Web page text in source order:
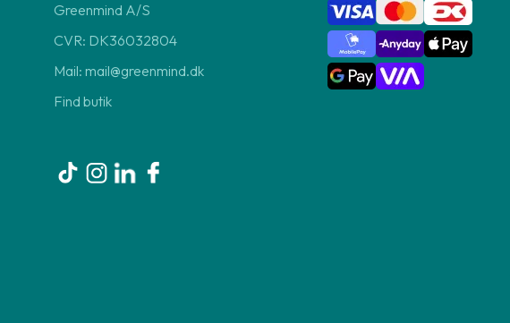
Greenmind A/S
CVR: DK36032804
Mail: mail@greenmind.dk
Find butik